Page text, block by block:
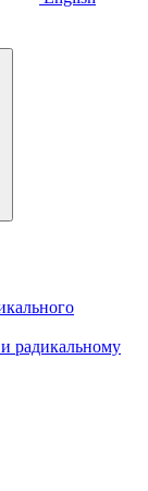
радикальному